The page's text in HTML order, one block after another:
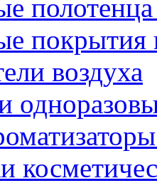
полотенца
покрытия
воздуха